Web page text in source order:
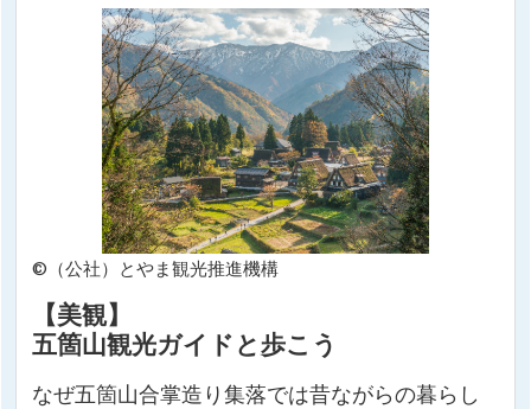
©（公社）とやま観光推進機構
【美観】
五箇山観光ガイドと歩こう
なぜ五箇山合掌造り集落では昔ながらの暮らし